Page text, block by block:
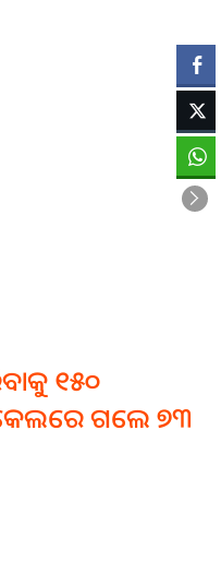
୧୫୦
ଗଲେ ୭୩